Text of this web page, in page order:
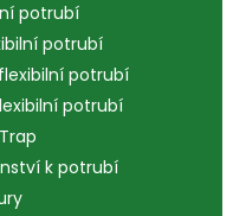
potrubí
potrubí
potrubí
potrubí
k potrubí